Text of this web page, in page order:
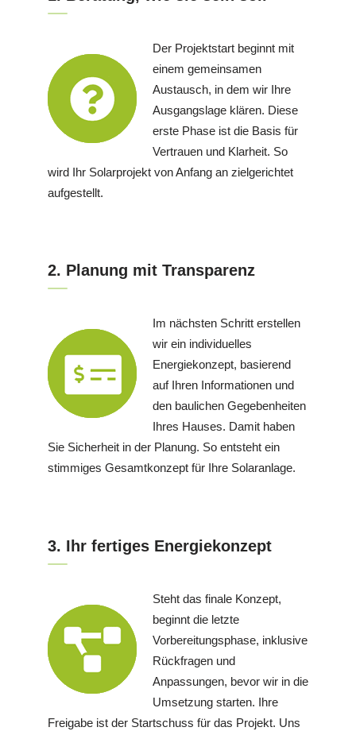
Der Projektstart beginnt mit
einem gemeinsamen
Austausch, in dem wir Ihre
Ausgangslage klären. Diese
erste Phase ist die Basis für
Vertrauen und Klarheit. So
wird Ihr Solarprojekt von Anfang an zielgerichtet
aufgestellt.
2. Planung mit Transparenz
Im nächsten Schritt erstellen
wir ein individuelles
Energiekonzept, basierend
auf Ihren Informationen und
den baulichen Gegebenheiten
Ihres Hauses. Damit haben
Sie Sicherheit in der Planung. So entsteht ein
stimmiges Gesamtkonzept für Ihre Solaranlage.
3. Ihr fertiges Energiekonzept
Steht das finale Konzept,
beginnt die letzte
Vorbereitungsphase, inklusive
Rückfragen und
Anpassungen, bevor wir in die
Umsetzung starten. Ihre
Freigabe ist der Startschuss für das Projekt. Uns